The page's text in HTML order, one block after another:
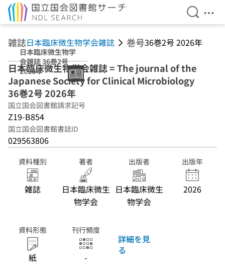
検索を
メ
雑誌日本臨床微生物学会雑誌 巻号36巻2号 2026年
日本臨床微生物学
会雑誌 36巻2号
2026年
日本臨床微生物学会雑誌 = The journal of the
Japanese Society for Clinical Microbiology
36巻2号 2026年
国立国会図書館請求記号
Z19-B854
国立国会図書館書誌ID
029563806
資料種別
雑誌
著者
日本臨床微生
物学会
出版者
日本臨床微生
物学会
出版年
2026
資料形態
紙
刊行頻度
-
詳細を見
る